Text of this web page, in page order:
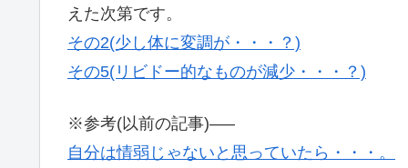
えた次第です。
その2(少し体に変調が・・・？)
その5(リビドー的なものが減少・・・？)
※参考(以前の記事)—–
自分は情弱じゃないと思っていたら・・・。